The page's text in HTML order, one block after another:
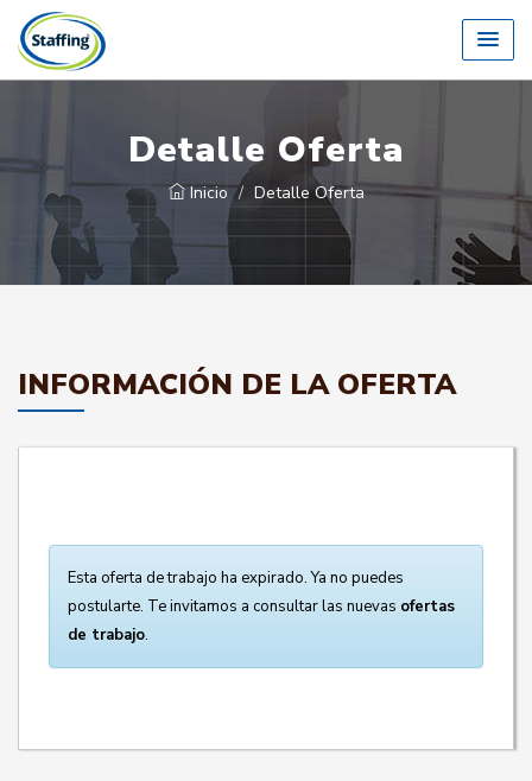
Detalle Oferta
Inicio Detalle Oferta
INFORMACIÓN DE LA OFERTA
Esta oferta de trabajo ha expirado. Ya no puedes
postularte. Te invitamos a consultar las nuevas ofertas
de trabajo.